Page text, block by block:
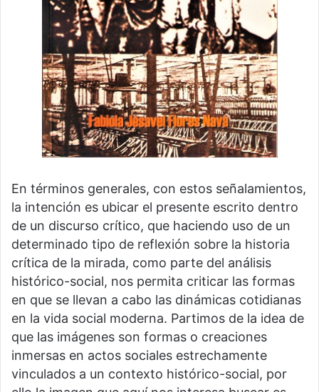
En términos generales, con estos señalamientos,
la intención es ubicar el presente escrito dentro
de un discurso crítico, que haciendo uso de un
determinado tipo de reflexión sobre la historia
crítica de la mirada, como parte del análisis
histórico-social, nos permita criticar las formas
en que se llevan a cabo las dinámicas cotidianas
en la vida social moderna. Partimos de la idea de
que las imágenes son formas o creaciones
inmersas en actos sociales estrechamente
vinculados a un contexto histórico-social, por